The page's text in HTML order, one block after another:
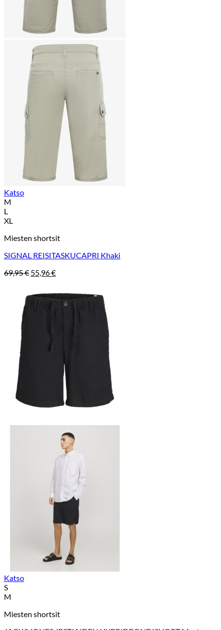
Katso
M
L
XL
Miesten shortsit
SIGNAL REISITASKUCAPRI Khaki
69,95€ Alkuperäinen
69,95 €.
55,96€Nykyinen
on:
55,96 €.
Katso
S
M
Miesten shortsit